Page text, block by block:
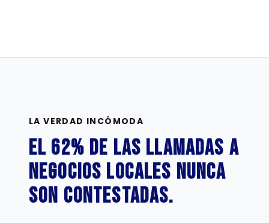
LA VERDAD INCÓMODA
El 62% de las llamadas a
negocios locales nunca
son contestadas.